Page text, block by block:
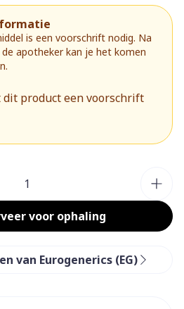
is een voorschrift nodig. Na
apotheker kan je het komen
dit product een voorschrift
voor ophaling
van Eurogenerics (EG)